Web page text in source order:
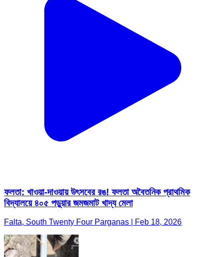
ফলতা: খাওয়া-দাওয়ায় উৎসবের রঙ! ফলতা অবৈতনিক প্রাথমিক
বিদ্যালয়ে ৪০৫ পড়ুয়ার জমজমাট খাদ্য মেলা
Falta, South Twenty Four Parganas | Feb 18, 2026